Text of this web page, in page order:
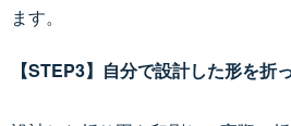
ます。
【STEP3】自分で設計した形を折